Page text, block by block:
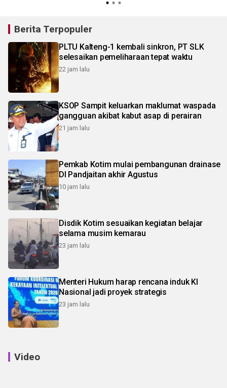
Berita Terpopuler
PLTU Kalteng-1 kembali sinkron, PT SLK
selesaikan pemeliharaan tepat waktu
22 jam lalu
KSOP Sampit keluarkan maklumat waspada
gangguan akibat kabut asap di perairan
21 jam lalu
Pemkab Kotim mulai pembangunan drainase
DI Pandjaitan akhir Agustus
10 jam lalu
Disdik Kotim sesuaikan kegiatan belajar
selama musim kemarau
23 jam lalu
Menteri Hukum harap rencana induk KI
Nasional jadi proyek strategis
23 jam lalu
Video